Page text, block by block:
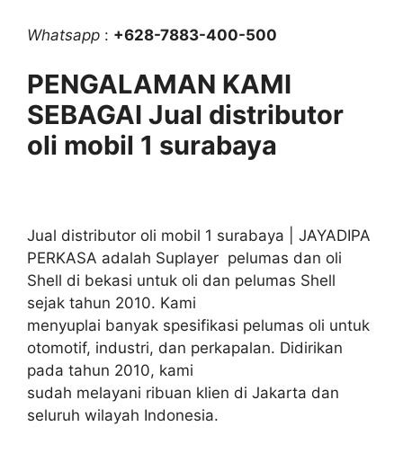
Whatsapp : +628-7883-400-500
PENGALAMAN KAMI
SEBAGAI Jual distributor
oli mobil 1 surabaya
Jual distributor oli mobil 1 surabaya | JAYADIPA
PERKASA adalah Suplayer pelumas dan oli
Shell di bekasi untuk oli dan pelumas Shell
sejak tahun 2010. Kami
menyuplai banyak spesifikasi pelumas oli untuk
otomotif, industri, dan perkapalan. Didirikan
pada tahun 2010, kami
sudah melayani ribuan klien di Jakarta dan
seluruh wilayah Indonesia.